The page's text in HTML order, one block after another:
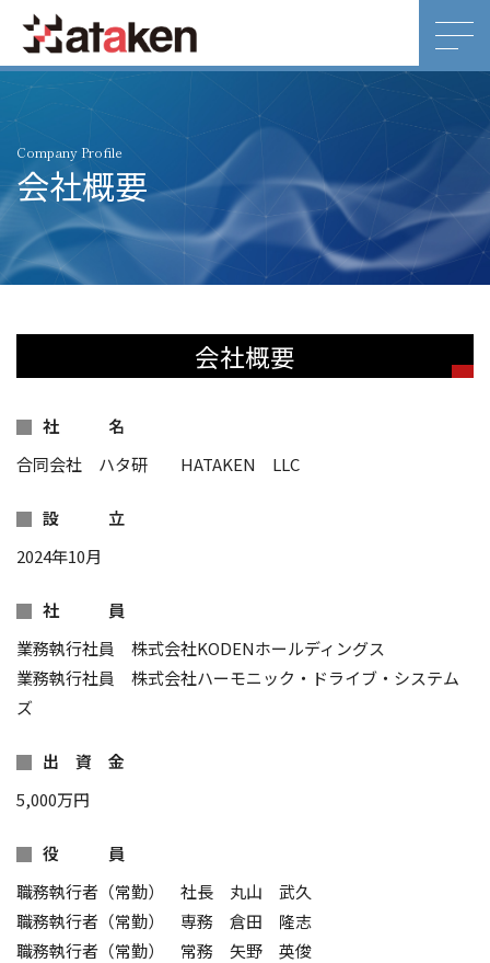
Company Profile
会社概要
会社概要
社 名
合同会社 ハタ研 HATAKEN LLC
設 立
2024年10月
社 員
業務執行社員 株式会社KODENホールディングス
業務執行社員 株式会社ハーモニック・ドライブ・システム
ズ
出 資 金
5,000万円
役 員
職務執行者（常勤） 社長 丸山 武久
職務執行者（常勤） 専務 倉田 隆志
職務執行者（常勤） 常務 矢野 英俊